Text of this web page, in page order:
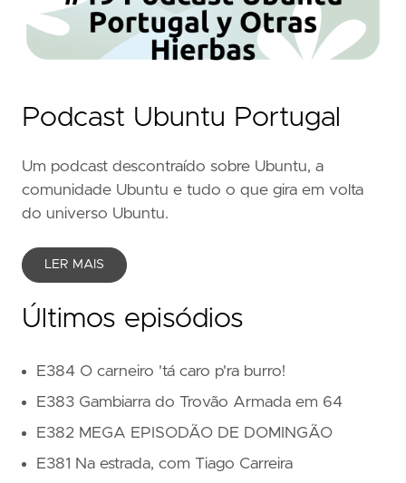
Podcast Ubuntu Portugal
Um podcast descontraído sobre Ubuntu, a
comunidade Ubuntu e tudo o que gira em volta
do universo Ubuntu.
LER MAIS
Últimos episódios
E384 O carneiro 'tá caro p'ra burro!
E383 Gambiarra do Trovão Armada em 64
E382 MEGA EPISODÃO DE DOMINGÃO
E381 Na estrada, com Tiago Carreira